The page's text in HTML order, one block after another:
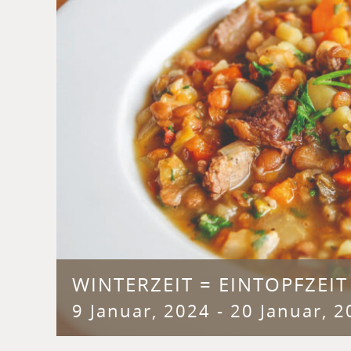
WINTERZEIT = EINTOPFZEIT
9 Januar, 2024 - 20 Januar,